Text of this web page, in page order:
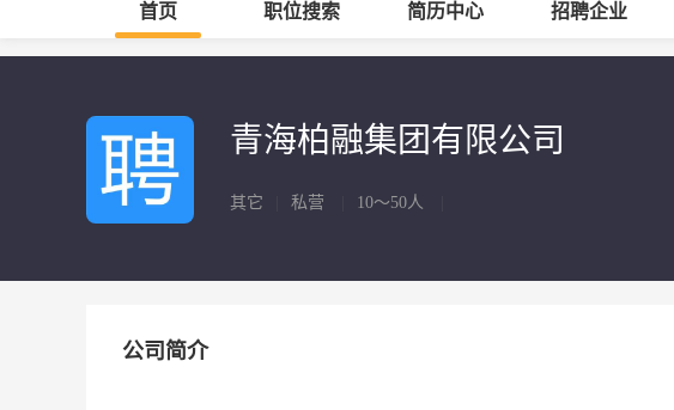
首页 职位搜索 简历中心 招聘企业
青海柏融集团有限公司
其它 私营 10～50人
公司简介